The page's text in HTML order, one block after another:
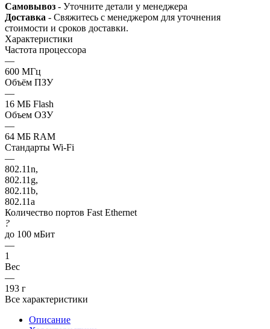
Самовывоз - Уточните детали у менеджера
Доставка - Свяжитесь с менеджером для уточнения
стоимости и сроков доставки.
Характеристики
Частота процессора
—
600 МГц
Объём ПЗУ
—
16 МБ Flash
Объем ОЗУ
—
64 МБ RAM
Стандарты Wi-Fi
—
802.11n,
802.11g,
802.11b,
802.11a
Количество портов Fast Ethernet
?
до 100 мБит
—
1
Вес
—
193 г
Все характеристики
Описание